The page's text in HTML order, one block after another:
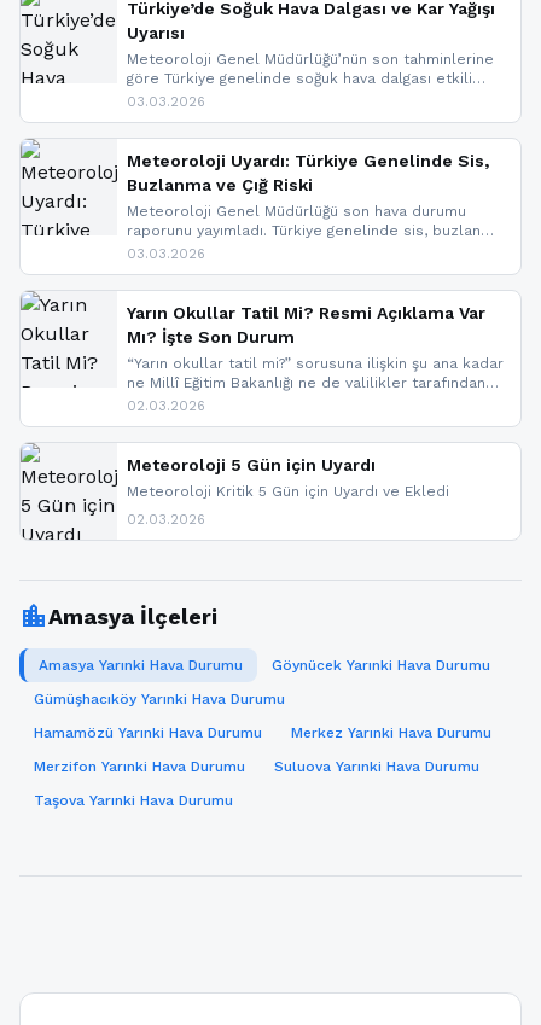
nedeniyle görüş mesafesinde azalma
yaşanabileceği belirtiliyor.
Türkiye’de Soğuk Hava Dalgası ve Kar Yağışı
Uyarısı
Meteoroloji Genel Müdürlüğü’nün son tahminlerine
göre Türkiye genelinde soğuk hava dalgası etkili
oluyor. Birçok il için kar yağışı ve buzlanma uyarısı
03.03.2026
Meteoroloji Uyardı: Türkiye Genelinde Sis,
Buzlanma ve Çığ Riski
Meteoroloji Genel Müdürlüğü son hava durumu
raporunu yayımladı. Türkiye genelinde sis, buzlanma
ve don beklenirken Doğu Anadolu ve Doğu
yapıldı. İşte son dakika meteoroloji gelişmeleri.
03.03.2026
Yarın Okullar Tatil Mi? Resmi Açıklama Var
Mı? İşte Son Durum
“Yarın okullar tatil mi?” sorusuna ilişkin şu ana kadar
ne Millî Eğitim Bakanlığı ne de valilikler tarafından
yapılmış resmi bir tatil açıklaması bulunmamaktadır.
paylaşacağız. En hızlı şekilde haberdar olmak için
sitemizi takip edebilir ve bildirimleri açabilirsiniz.
02.03.2026
Meteoroloji 5 Gün için Uyardı
Meteoroloji Kritik 5 Gün için Uyardı ve Ekledi
02.03.2026
location_cityAmasya İlçeleri
Amasya Yarınki Hava Durumu
Göynücek Yarınki Hava Durumu
Gümüşhacıköy Yarınki Hava Durumu
Hamamözü Yarınki Hava Durumu
Merkez Yarınki Hava Durumu
Merzifon Yarınki Hava Durumu
Suluova Yarınki Hava Durumu
Taşova Yarınki Hava Durumu